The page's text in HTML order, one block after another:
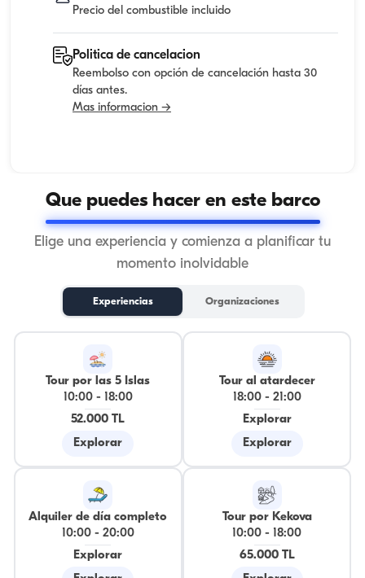
Precio del combustible incluido
Politica de cancelacion
Reembolso con opción de cancelación hasta 30
días antes.
Mas informacion →
Que puedes hacer en este barco
Elige una experiencia y comienza a planificar tu
momento inolvidable
Experiencias Organizaciones
Tour por las 5 Islas
10:00-
18:00
52.000 TL
Explorar
Tour al atardecer
18:00- 21:00
Explorar
Explorar
Alquiler de día completo
10:00- 20:00
Explorar
Tour por Kekova
10:00 -
18:00
65.000 TL